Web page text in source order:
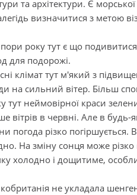
та архітектури. Є
визначитися з метою
пори року тут є що
для подорожі.
клімат тут м'який з
на сильний вітер. Більш
тут неймовірної краси
вітрів в червні. Але в будь-
погода різко
На зміну сонця може
холодно і дощитиме,
не укладала